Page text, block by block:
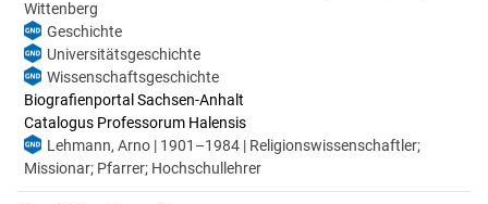
Wittenberg
Geschichte
Universitätsgeschichte
Wissenschaftsgeschichte
Biografienportal Sachsen-Anhalt
Catalogus Professorum Halensis
Lehmann, Arno | 1901–1984 | Religionswissenschaftler;
Missionar; Pfarrer; Hochschullehrer